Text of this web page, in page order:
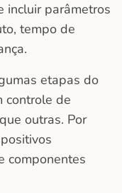
incluir parâmetros
tempo de
etapas do
controle de
outras. Por
componentes